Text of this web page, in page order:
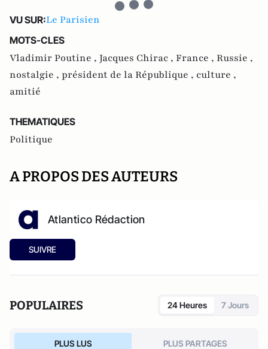
VU SUR:Le Parisien
MOTS-CLES
Vladimir Poutine , Jacques Chirac , France , Russie ,
nostalgie , président de la République , culture ,
amitié
THEMATIQUES
Politique
A PROPOS DES AUTEURS
Atlantico Rédaction
SUIVRE
POPULAIRES 24 Heures 7 Jours
PLUS LUS PLUS PARTAGES